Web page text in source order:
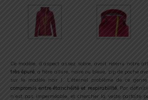
Ce modèle, d’aspect assez sobre, avait retenu notre
très épuré , a fière allure, noire ou bleue, zip de poche
sur le modèle noir ). L’éternel problème de ce
compromis entre étanchéité et respirabilité. Par
n’est pas imperméable, et chercher la veste parfaite